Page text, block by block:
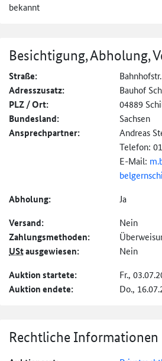
bekannt
Besichtigung, Abholung,
Straße:
Adresszusatz: Bauhof
PLZ / Ort: 04889
Bundesland: Sachsen
Ansprechpartner:
Andreas
Telefon:
E-Mail:
Abholung: Ja
Versand: Nein
Zahlungs­methoden:
UStausgewiesen: Nein
Auktion startete: Fr.,
Auktion endete: Do.,
Rechtliche Informationen